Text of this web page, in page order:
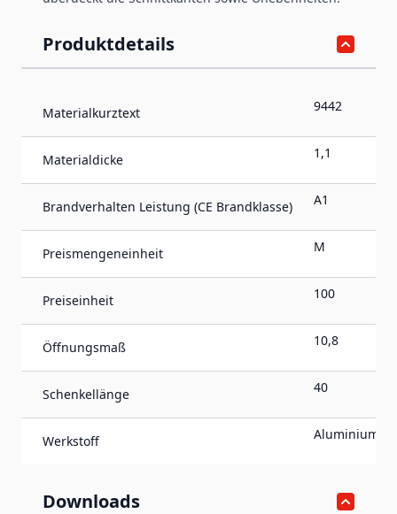
Produktdetails
Materialkurztext 9442
Materialdicke 1,1
Brandverhalten Leistung (CE Brandklasse) A1
Preismengeneinheit M
Preiseinheit 100
Öffnungsmaß 10,8
Schenkellänge 40
Werkstoff Aluminium
Downloads